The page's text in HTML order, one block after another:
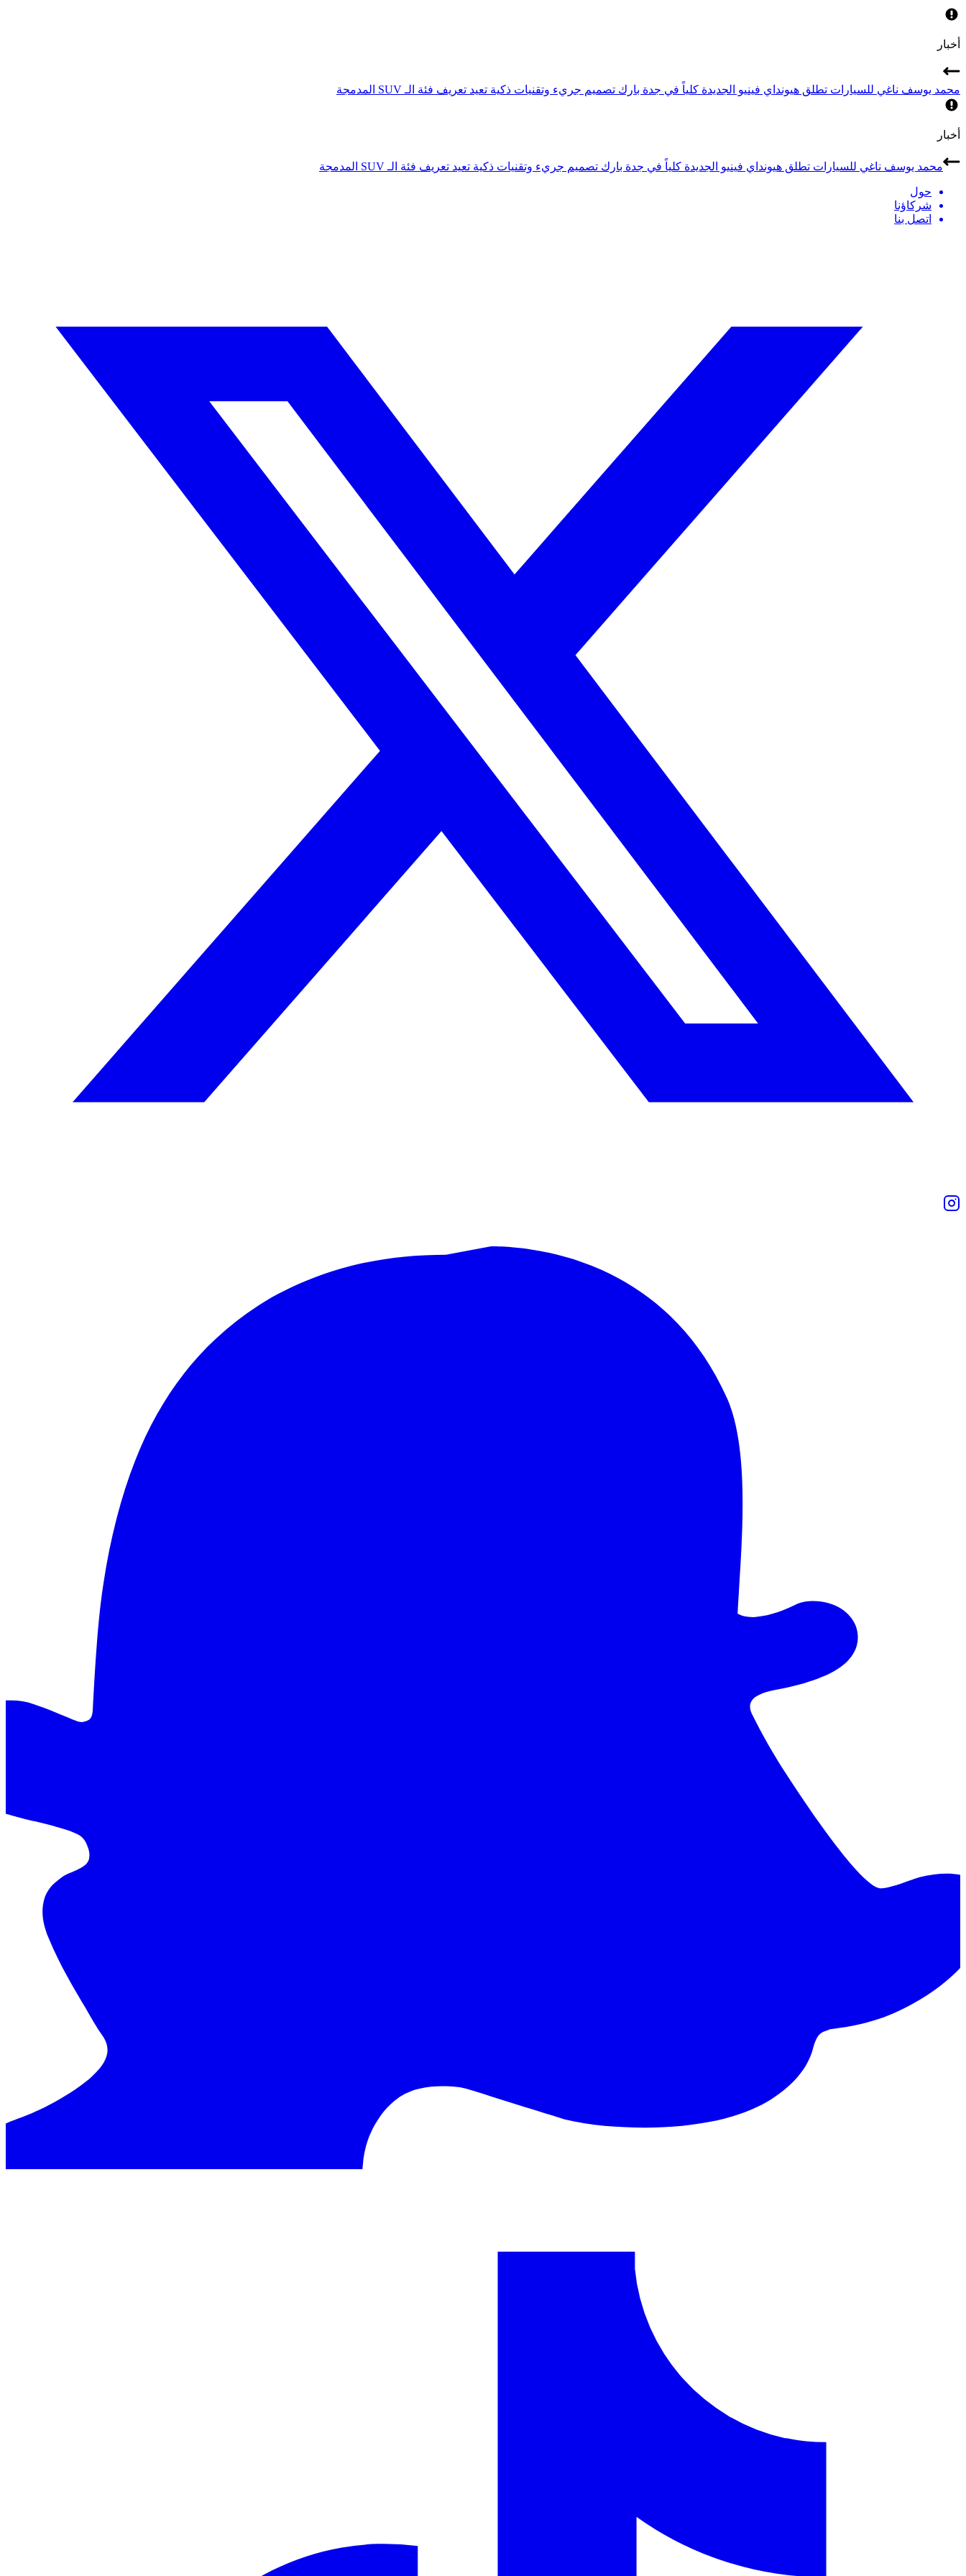
أخبار
محمد يوسف ناغي للسيارات تطلق هيونداي فينيو الجديدة كلياً في جدة بارك تصميم جريء وتقنيات ذكية تعيد تعريف فئة الـ SUV المدمجة
أخبار
محمد يوسف ناغي للسيارات تطلق هيونداي فينيو الجديدة كلياً في جدة بارك تصميم جريء وتقنيات ذكية تعيد تعريف فئة الـ SUV المدمجة
حول
شركاؤنا
اتصل بنا